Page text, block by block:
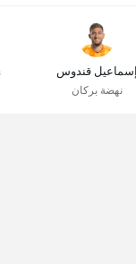
إسماعيل قندوس
نهضة بركان